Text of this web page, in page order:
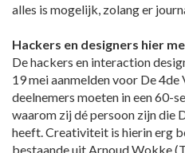
alles is mogelijk, zolang er
Hackers en designers hier
De hackers en interaction
19 mei aanmelden voor De
deelnemers moeten in een 60-
waarom zij dé persoon zijn die
heeft. Creativiteit is hierin erg
bestaande uit Arnoud Wokke